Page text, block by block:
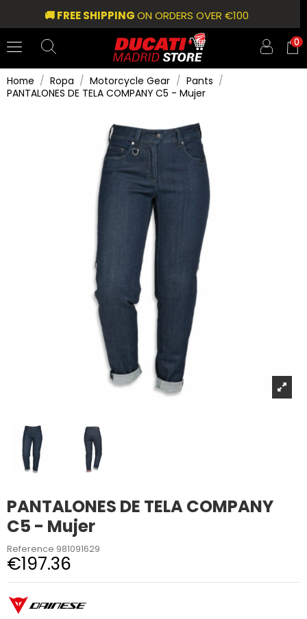
🚚 FREE SHIPPINGON ORDERS OVER €100
0
Home Ropa Motorcycle Gear
Pants
PANTALONES DE TELA COMPANY C5 - Mujer
PANTALONES DE TELA COMPANY
C5 - Mujer
Reference 981091629
€197.36